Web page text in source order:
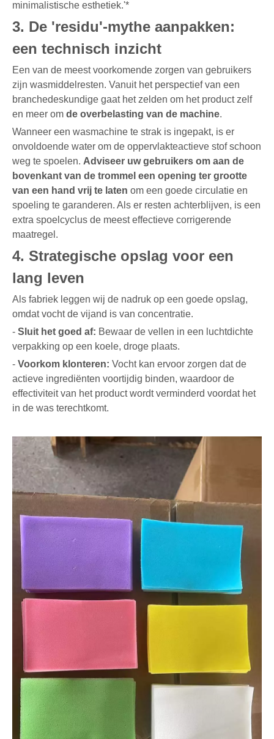
minimalistische esthetiek.'*
3. De 'residu'-mythe aanpakken:
een technisch inzicht
Een van de meest voorkomende zorgen van gebruikers
zijn wasmiddelresten. Vanuit het perspectief van een
branchedeskundige gaat het zelden om het product zelf
en meer om de overbelasting van de machine.
Wanneer een wasmachine te strak is ingepakt, is er
onvoldoende water om de oppervlakteactieve stof schoon
weg te spoelen. Adviseer uw gebruikers om aan de
bovenkant van de trommel een opening ter grootte
van een hand vrij te laten om een ​​goede circulatie en
spoeling te garanderen. Als er resten achterblijven, is een
extra spoelcyclus de meest effectieve corrigerende
maatregel.
4. Strategische opslag voor een
lang leven
Als fabriek leggen wij de nadruk op een goede opslag,
omdat vocht de vijand is van concentratie.
- Sluit het goed af: Bewaar de vellen in een luchtdichte
verpakking op een koele, droge plaats.
- Voorkom klonteren: Vocht kan ervoor zorgen dat de
actieve ingrediënten voortijdig binden, waardoor de
effectiviteit van het product wordt verminderd voordat het
in de was terechtkomt.